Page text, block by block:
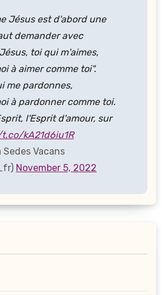
Jésus est d'abord une
demander avec
toi qui m'aimes,
à aimer comme toi".
me pardonnes,
à pardonner comme toi.
l'Esprit d'amour, sur
kA21d6iu1R
Vacans
November 5, 2022